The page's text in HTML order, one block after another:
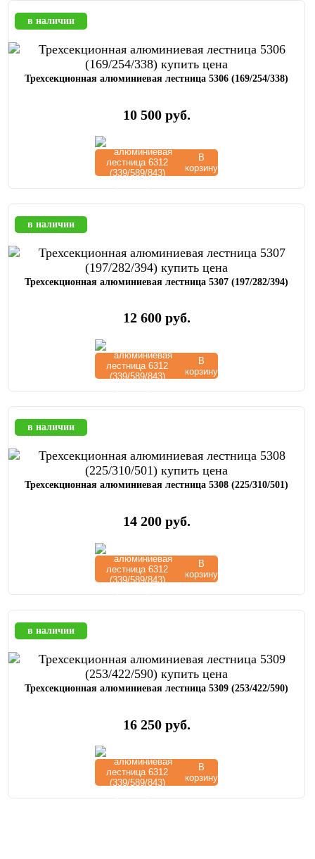
в наличии
Трехсекционная алюминиевая лестница 5306 (169/254/338)
10 500 руб.
В
корзину
в наличии
Трехсекционная алюминиевая лестница 5307 (197/282/394)
12 600 руб.
В
корзину
в наличии
Трехсекционная алюминиевая лестница 5308 (225/310/501)
14 200 руб.
В
корзину
в наличии
Трехсекционная алюминиевая лестница 5309 (253/422/590)
16 250 руб.
В
корзину